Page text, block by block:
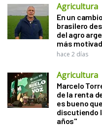
Agricultura
En un
brasilero
del agro
más
hace 2 días
Agricultura
Marcelo
de la renta
es bueno
discutiendo
años"